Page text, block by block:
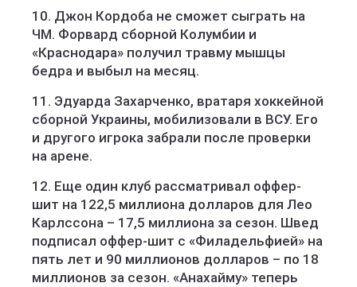
10. Джон Кордоба не сможет сыграть на
ЧМ. Форвард сборной Колумбии и
«Краснодара» получил травму мышцы
бедра и выбыл на месяц.
11. Эдуарда Захарченко, вратаря хоккейной
сборной Украины, мобилизовали в ВСУ. Его
и другого игрока забрали после проверки
на арене.
12. Еще один клуб рассматривал оффер-
шит на 122,5 миллиона долларов для Лео
Карлссона – 17,5 миллиона за сезон. Швед
подписал оффер-шит с «Филадельфией» на
пять лет и 90 миллионов долларов – по 18
миллионов за сезон. «Анахайму» теперь